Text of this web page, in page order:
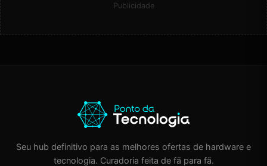
Publicidade
Seu hub definitivo para as melhores ofertas de hardware e
tecnologia. Curadoria feita de fã para fã.